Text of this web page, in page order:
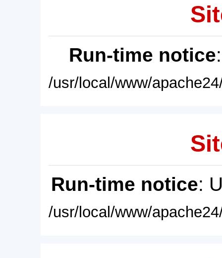
Run-time notice
/usr/local/www/
Run-time notice:
/usr/local/www/